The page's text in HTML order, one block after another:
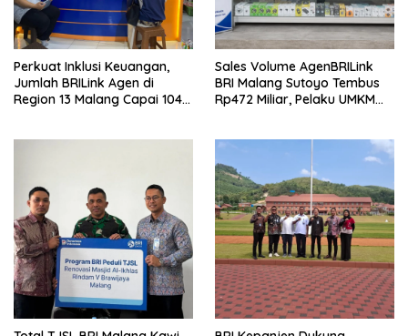
Perkuat Inklusi Keuangan,
Jumlah BRILink Agen di
Region 13 Malang Capai 104
Sales Volume AgenBRILink
BRI Malang Sutoyo Tembus
Rp472 Miliar, Pelaku UMKM